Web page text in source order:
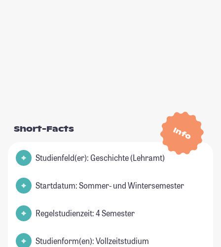
Info
Short-Facts
Studienfeld(er): Geschichte (Lehramt)
Startdatum: Sommer- und Wintersemester
Regelstudienzeit: 4 Semester
Studienform(en): Vollzeitstudium